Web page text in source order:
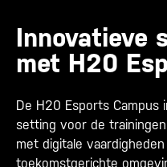
Innovatieve
met H20
De H20 Esports Campus
setting voor de
met digitale
toekomstgerichte